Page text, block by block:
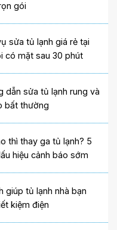
gói
sửa tủ lạnh giá rẻ tại
có mặt sau 30 phút
dẫn sửa tủ lạnh rung và
bất thường
thì thay ga tủ lạnh? 5
hiệu cảnh báo sớm
giúp tủ lạnh nhà bạn
kiệm điện